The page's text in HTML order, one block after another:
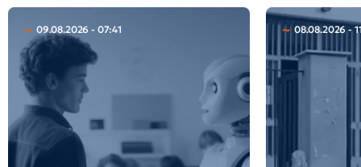
09.08.2026 - 07:41 08.08.2026 -